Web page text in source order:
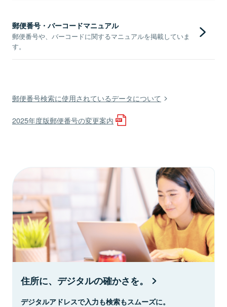
郵便番号・バーコードマニュアル
郵便番号や、バーコードに関するマニュアルを掲載していま
す。
郵便番号検索に使用されているデータについて
2025年度版郵便番号の変更案内
住所に、デジタルの確かさを。
デジタルアドレスで入力も検索もスムーズに。